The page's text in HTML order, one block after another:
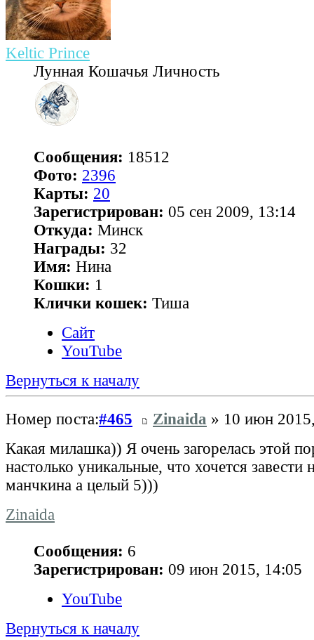
Keltic Prince
Лунная Кошачья Личность
Сообщения: 18512
Фото: 2396
Карты: 20
Зарегистрирован: 05 сен 2009, 13:14
Откуда: Минск
Награды: 32
Имя: Нина
Кошки: 1
Клички кошек: Тиша
Сайт
YouTube
Вернуться к началу
Номер поста:#465 Zinaida » 10 июн
Какая милашка)) Я очень загорелась этой
настолько уникальные, что хочется завести
манчкина а целый 5)))
Zinaida
Сообщения: 6
Зарегистрирован: 09 июн 2015, 14:05
YouTube
Вернуться к началу